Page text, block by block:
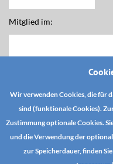
Wir verwenden Cookies, die für
sind (funktionale Cookies).
Zustimmung optionale Cookies.
und die Verwendung der
zur Speicherdauer, finden
Mitglied im: